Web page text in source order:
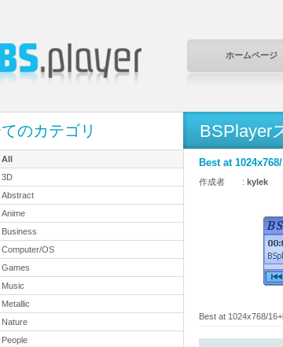
ホームページ
のカテゴリ
All
3D
Abstract
Anime
Business
Computer/OS
Games
Music
Metallic
Nature
People
BSPlayer
Best at
作成者 : kylek
Best at 1024x768/